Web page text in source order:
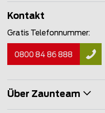
Kontakt
Gratis Telefonnummer:
0800 84 86 888
Über Zaunteam